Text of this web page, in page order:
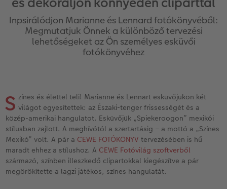
Vásárlói mintakönyvek
Így működik
Kids CEWE FOTÓKÖNYV
Kiegészítők
CEWE myPhotos
Matt Prints
Képméretek
Prémium poszter
Fotókidolgozás normál
Fényképtároló dobozok
Fotócsomagok
Fotómatrica
Direkt nyomtatású alufotó
Galériafotó
Habkarton
Poszterléc
Hexxas
Fafotó
Többrészes fali dekoráció
Üdvözlőkártyák
Kiskedvencek világa
Iskolaszer és irodaszer
Textíliák
Art Prints
Fényképes naptárak
CEWE FOTÓKÖNYV Kids
Kiegészítők
CEWE myPhotos
CEWE PHOTO AWARD FOTÓPÁLYÁZAT
Fotózási tippek és trükkök
Hogyan készíts jobb képeket a
CEWE sztorik
Egyedi ajándékötletek
Ajándékötletek szeretteinek
Utazás
Inpsirálódjon Marianne és Lennard fotókönyvéből:
Megmutatjuk Önnek a különböző tervezési
lehetőségeket az Ön személyes esküvői
fotókönyvéhez
S zínes és élettel teli! Marianne és Lennart esküvőjükön két
világot egyesítettek: az Északi-tenger frissességét és a
közép-amerikai hangulatot. Esküvőjük „Spiekeroogon” mexikói
stílusban zajlott. A meghívótól a szertartásig – a mottó a „Színes
Mexikó” volt. A pár a CEWE FOTÓKÖNYV tervezésében is hű
maradt ehhez a stílushoz. A CEWE Fotóvilág szoftverből
származó, színben illeszkedő clipartokkal kiegészítve a pár
megörökítette a lagzi játékos, színes hangulatát.